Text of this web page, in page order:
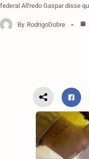
federal Alfredo Gaspar disse
By RodrigoDobre